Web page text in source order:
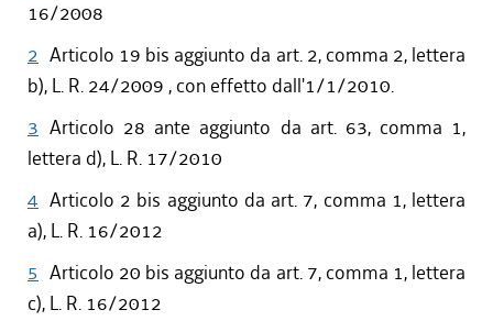
16/2008
2 Articolo 19 bis aggiunto da art. 2, comma 2, lettera
b), L. R. 24/2009 , con effetto dall'1/1/2010.
3 Articolo 28 ante aggiunto da art. 63, comma 1,
lettera d), L. R. 17/2010
4 Articolo 2 bis aggiunto da art. 7, comma 1, lettera
a), L. R. 16/2012
5 Articolo 20 bis aggiunto da art. 7, comma 1, lettera
c), L. R. 16/2012